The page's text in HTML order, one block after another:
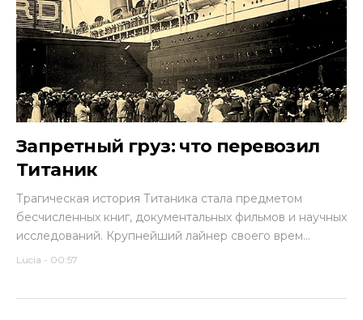
Запретный груз: что перевозил
Титаник
Трагическая история Титаника стала предметом
бесчисленных книг, документальных фильмов и научных
исследований. Крупнейший лайнер своего врем...
Lucia - 00:57